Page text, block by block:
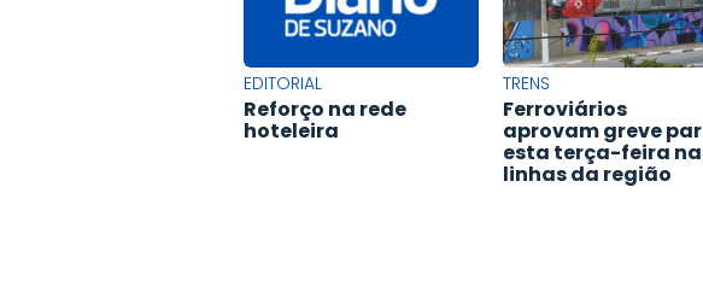
EDITORIAL
Reforço na rede
hoteleira
TRENS
Ferroviários
aprovam greve
esta terça-feira
linhas da região